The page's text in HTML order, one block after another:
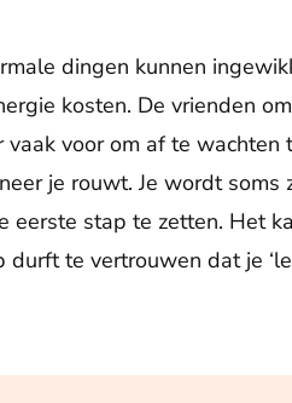
dingen kunnen
kosten. De vrienden
voor om af te wachten
je rouwt. Je wordt soms
stap te zetten. Het
te vertrouwen dat je